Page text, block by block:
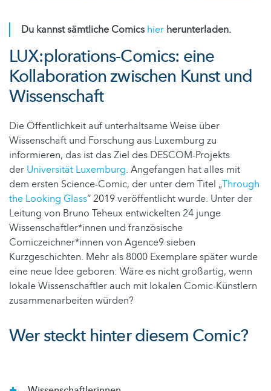
Du kannst sämtliche Comics hier herunterladen.
LUX:plorations-Comics: eine
Kollaboration zwischen Kunst und
Wissenschaft
Die Öffentlichkeit auf unterhaltsame Weise über
Wissenschaft und Forschung aus Luxemburg zu
informieren, das ist das Ziel des DESCOM-Projekts
der Universität Luxemburg. Angefangen hat alles mit
dem ersten Science-Comic, der unter dem Titel „Through
the Looking Glass“ 2019 veröffentlicht wurde. Unter der
Leitung von Bruno Teheux entwickelten 24 junge
Wissenschaftler*innen und französische
Comiczeichner*innen von Agence9 sieben
Kurzgeschichten. Mehr als 8000 Exemplare später wurde
eine neue Idee geboren: Wäre es nicht großartig, wenn
lokale Wissenschaftler auch mit lokalen Comic-Künstlern
zusammenarbeiten würden?
Wer steckt hinter diesem Comic?